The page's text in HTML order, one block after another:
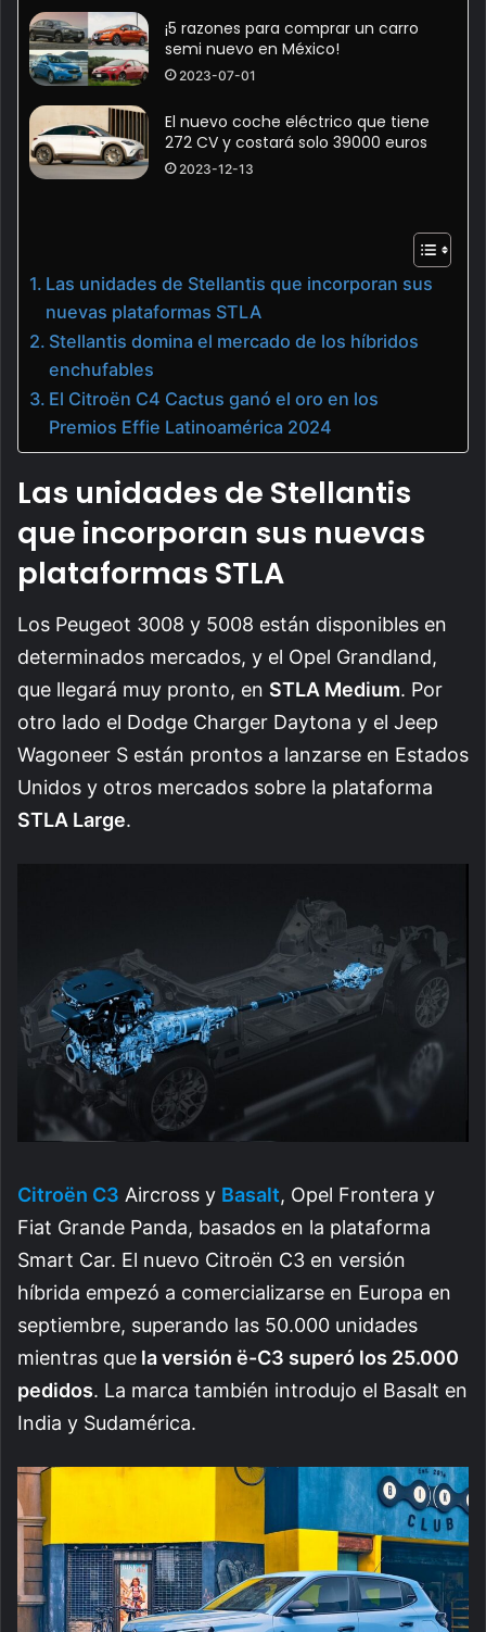
¡5 razones para comprar un carro
semi nuevo en México!
2023-07-01
El nuevo coche eléctrico que tiene
272 CV y costará solo 39000 euros
2023-12-13
Las unidades de Stellantis que incorporan sus
nuevas plataformas STLA
Stellantis domina el mercado de los híbridos
enchufables
El Citroën C4 Cactus ganó el oro en los
Premios Effie Latinoamérica 2024
Las unidades de Stellantis
que incorporan sus nuevas
plataformas STLA
Los Peugeot 3008 y 5008 están disponibles en
determinados mercados, y el Opel Grandland,
que llegará muy pronto, en STLA Medium. Por
otro lado el Dodge Charger Daytona y el Jeep
Wagoneer S están prontos a lanzarse en Estados
Unidos y otros mercados sobre la plataforma
STLA Large.
Citroën C3 Aircross y Basalt, Opel Frontera y
Fiat Grande Panda, basados en la plataforma
Smart Car. El nuevo Citroën C3 en versión
híbrida empezó a comercializarse en Europa en
septiembre, superando las 50.000 unidades
mientras que la versión ë-C3 superó los 25.000
pedidos. La marca también introdujo el Basalt en
India y Sudamérica.